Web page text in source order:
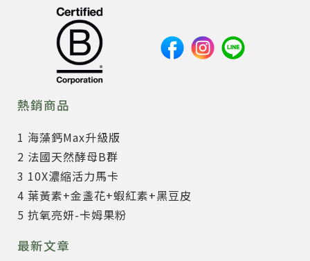
熱銷商品
1 海藻鈣Max升級版
2 法國天然酵母B群
3 10X濃縮活力馬卡
4 葉黃素+金盞花+蝦紅素+黑豆皮
5 抗氧亮妍-卡姆果粉
最新文章